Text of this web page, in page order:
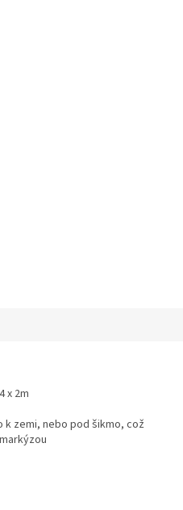
x 2m
k zemi, nebo pod šikmo, což